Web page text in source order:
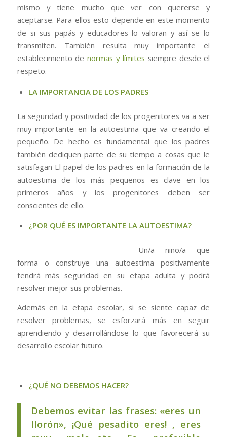
mismo y tiene mucho que ver con quererse y
aceptarse. Para ellos esto depende en este momento
de si sus papás y educadores lo valoran y así se lo
transmiten. También resulta muy importante el
establecimiento denormas y límites siempre desde el
respeto.
LA IMPORTANCIA DE LOS PADRES
La seguridad y positividad de los progenitores va a ser
muy importante en la autoestima que va creando el
pequeño. De hecho es fundamental que los padres
también dediquen parte de su tiempo a cosas que le
satisfagan El papel de los padres en la formación de la
autoestima de los más pequeños es clave en los
primeros años y los progenitores deben ser
conscientes de ello.
¿POR QUÉ ES IMPORTANTE LA AUTOESTIMA?
Un/a niño/a que
forma o construye una autoestima positivamente
tendrá más seguridad en su etapa adulta y podrá
resolver mejor sus problemas.
Además en la etapa escolar, si se siente capaz de
resolver problemas, se esforzará más en seguir
aprendiendo y desarrollándose lo que favorecerá su
desarrollo escolar futuro.
¿QUÉ NO DEBEMOS HACER?
Debemos evitar las frases: «eres un
llorón», ¡Qué pesadito eres! , eres